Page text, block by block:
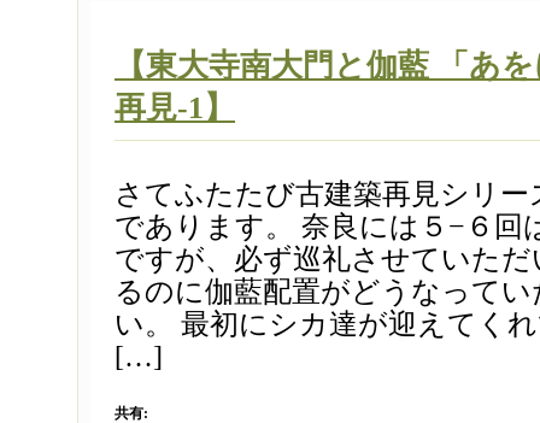
【東大寺南大門と伽藍 「あ
再見-1】
さてふたたび古建築再見シリー
であります。 奈良には５−６回
ですが、必ず巡礼させていた
るのに伽藍配置がどうなって
い。 最初にシカ達が迎えてく
[…]
共有: